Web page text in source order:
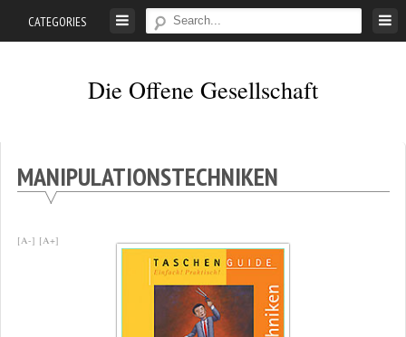
CATEGORIES
Die Offene Gesellschaft
MANIPULATIONSTECHNIKEN
[A-] [A+]